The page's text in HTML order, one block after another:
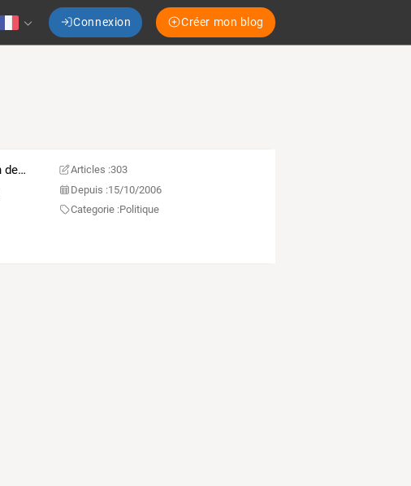
Connexion Créer mon blog
Regroupement Communiste Association des Amis du Manifeste Articles :303
Depuis :15/10/2006
Categorie :Politique